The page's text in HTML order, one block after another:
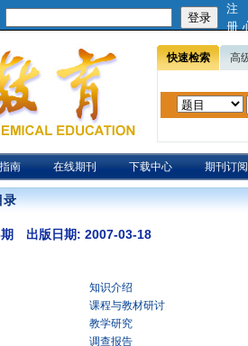
注
册
快速检索 高
南 在线期刊 下载中心 期刊订阅
录
期 出版日期: 2007-03-18
知识介绍
课程与教材研讨
教学研究
调查报告